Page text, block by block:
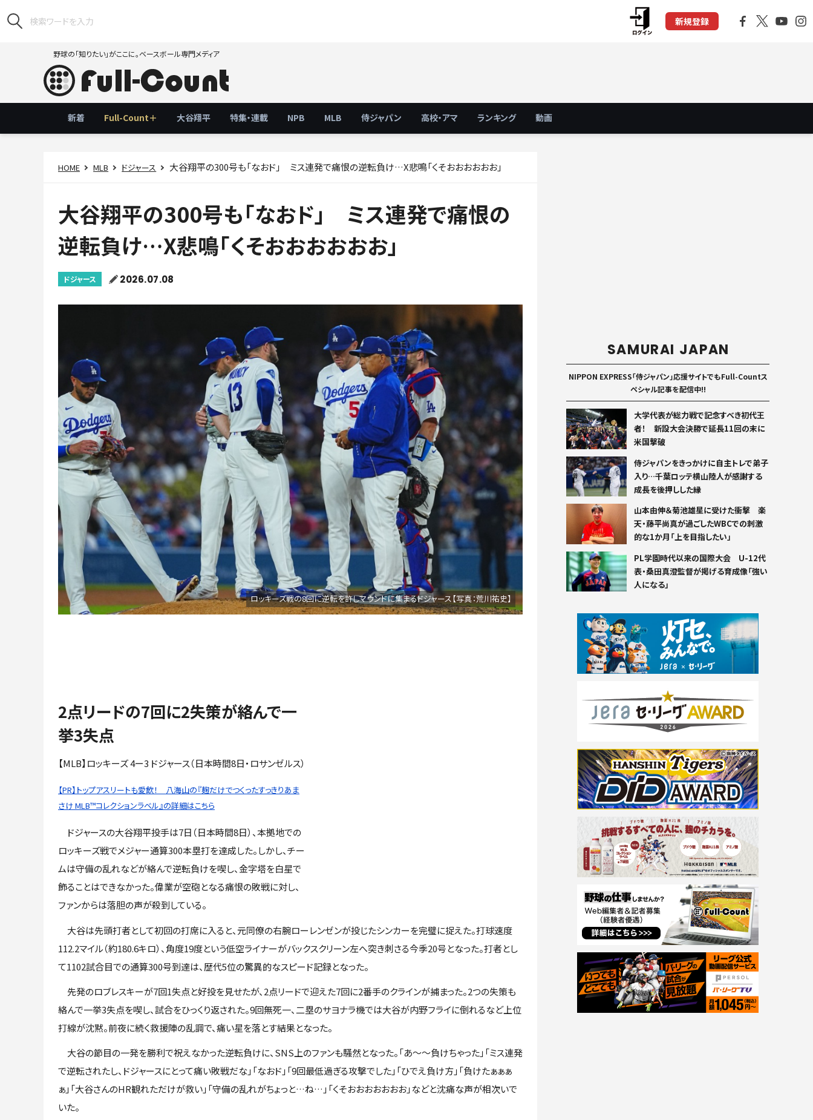
新規登録
野球の「知りたい」がここに。ベースボール専門メディア
新着 Full-Count＋ 大谷翔平 特集・連載 NPB MLB 侍ジャパン 高校・アマ ランキング 動画
HOME MLB ドジャース 大谷翔平の300号も「なおド」 ミス連発で痛恨の逆転負け…X悲鳴「くそおおおおおお」
大谷翔平の300号も「なおド」 ミス連発で痛恨の
逆転負け…X悲鳴「くそおおおおおお」
ドジャース 2026.07.08
ロッキーズ戦の8回に逆転を許しマウンドに集まるドジャース【写真：荒川祐史】
2点リードの7回に2失策が絡んで一
挙3失点
【MLB】ロッキーズ 4ー3 ドジャース（日本時間8日・ロサンゼルス）
【PR】トップアスリートも愛飲！ 八海山の『麹だけでつくったすっきりあま
さけ MLB™コレクションラベル』の詳細はこちら
ドジャースの大谷翔平投手は7日（日本時間8日）、本拠地での
ロッキーズ戦でメジャー通算300本塁打を達成した。しかし、チー
ムは守備の乱れなどが絡んで逆転負けを喫し、金字塔を白星で
飾ることはできなかった。偉業が空砲となる痛恨の敗戦に対し、
ファンからは落胆の声が殺到している。
大谷は先頭打者として初回の打席に入ると、元同僚の右腕ローレンゼンが投じたシンカーを完璧に捉えた。打球速度
112.2マイル（約180.6キロ）、角度19度という低空ライナーがバックスクリーン左へ突き刺さる今季20号となった。打者とし
て1102試合目での通算300号到達は、歴代5位の驚異的なスピード記録となった。
先発のロブレスキーが7回1失点と好投を見せたが、2点リードで迎えた7回に2番手のクラインが捕まった。2つの失策も
絡んで一挙3失点を喫し、試合をひっくり返された。9回無死一、二塁のサヨナラ機では大谷が内野フライに倒れるなど上位
打線が沈黙。前夜に続く救援陣の乱調で、痛い星を落とす結果となった。
大谷の節目の一発を勝利で祝えなかった逆転負けに、SNS上のファンも騒然となった。「あ～～負けちゃった」「ミス連発
で逆転されたし、ドジャースにとって痛い敗戦だな」「なおド」「9回最低過ぎる攻撃でした」「ひでえ負け方」「負けたぁぁぁ
ぁ」「大谷さんのHR観れただけが救い」「守備の乱れがちょっと…ね…」「くそおおおおおおお」などと沈痛な声が相次いで
いた。
SAMURAI JAPAN
NIPPON EXPRESS「侍ジャパン」応援サイトでもFull-Countス
ペシャル記事を配信中!!
大学代表が総力戦で記念すべき初代王
者！ 新設大会決勝で延長11回の末に
米国撃破
侍ジャパンをきっかけに自主トレで弟子
入り…千葉ロッテ横山陸人が感謝する
成長を後押しした縁
山本由伸＆菊池雄星に受けた衝撃 楽
天・藤平尚真が過ごしたWBCでの刺激
的な1か月「上を目指したい」
PL学園時代以来の国際大会 U-12代
表・桑田真澄監督が掲げる育成像「強い
人になる」